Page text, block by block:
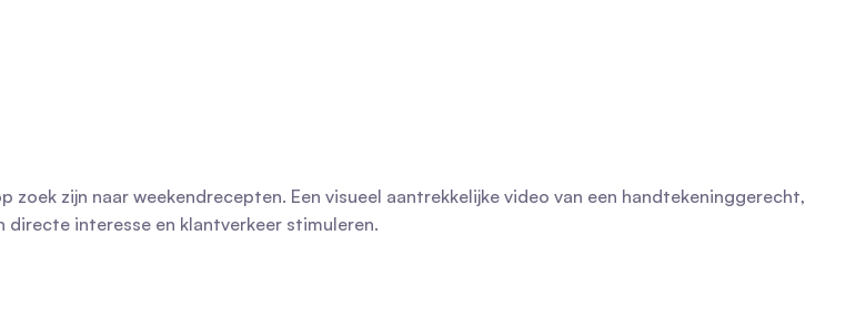
zijn naar weekendrecepten. Een visueel aantrekkelijke video van een handtekeninggerecht,
directe interesse en klantverkeer stimuleren.